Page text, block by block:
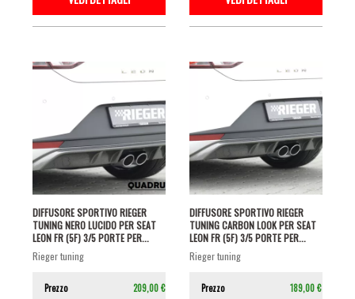
DIFFUSORE SPORTIVO RIEGER
TUNING NERO LUCIDO PER SEAT
LEON FR (5F) 3/5 PORTE PER...
rieger tuning
Prezzo 209,00 €
DIFFUSORE SPORTIVO RIEGER
TUNING CARBON LOOK PER SEAT
LEON FR (5F) 3/5 PORTE PER...
rieger tuning
Prezzo 189,00 €